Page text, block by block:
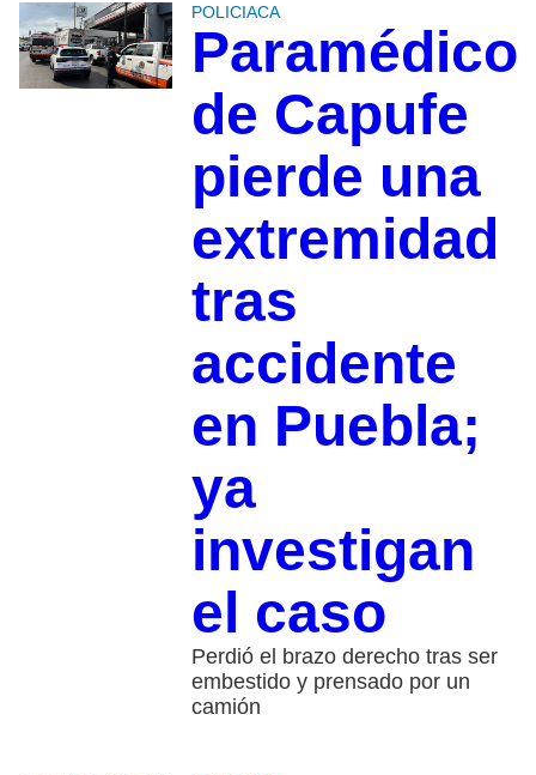
POLICIACA
Paramédico
de Capufe
pierde una
extremidad
tras
accidente
en Puebla;
ya
investigan
el caso
Perdió el brazo derecho tras ser
embestido y prensado por un
camión